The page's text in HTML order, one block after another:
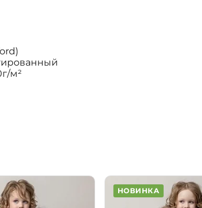
м²
НОВИНКА